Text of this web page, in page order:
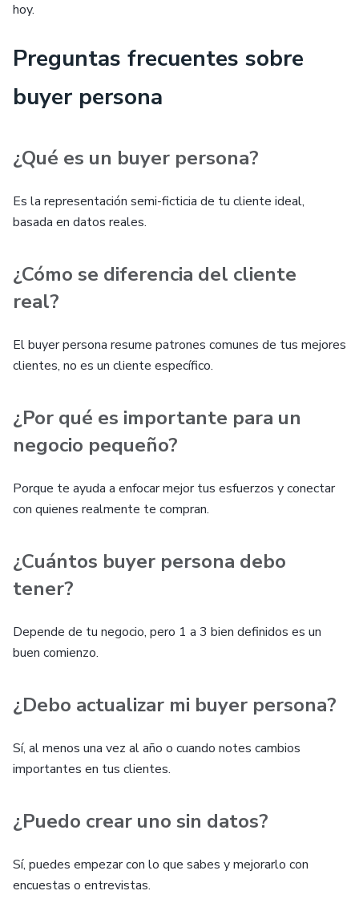
hoy.
Preguntas frecuentes sobre
buyer persona
¿Qué es un buyer persona?
Es la representación semi-ficticia de tu cliente ideal,
basada en datos reales.
¿Cómo se diferencia del cliente
real?
El buyer persona resume patrones comunes de tus mejores
clientes, no es un cliente específico.
¿Por qué es importante para un
negocio pequeño?
Porque te ayuda a enfocar mejor tus esfuerzos y conectar
con quienes realmente te compran.
¿Cuántos buyer persona debo
tener?
Depende de tu negocio, pero 1 a 3 bien definidos es un
buen comienzo.
¿Debo actualizar mi buyer persona?
Sí, al menos una vez al año o cuando notes cambios
importantes en tus clientes.
¿Puedo crear uno sin datos?
Sí, puedes empezar con lo que sabes y mejorarlo con
encuestas o entrevistas.